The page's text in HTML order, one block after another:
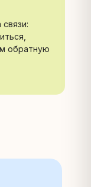
обратную